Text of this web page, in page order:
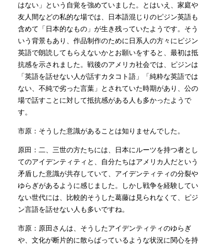
はない」という自覚を強めていました。とはいえ、家庭や
友人間などの私的な場では、日本語混じりのピジン英語も
含めて「日本的なもの」が生き残っていたようです。そう
いう背景もあり、作品制作のために日系人の方々にピジン
英語で朗読してもらえないかとお願いをすると、最初は抵
抗感を示されました。戦後のアメリカ社会では、ピジンは
「英語を話せない人が話すカタコト語」「純粋な英語では
ない、不純で劣った言葉」とされていた時期があり、公の
場で話すことに対して抵抗感がある人も多かったようで
す。
市原：そうした意識があることは知りませんでした。
原田：二、三世の方たちには、日本にルーツを持つ者とし
てのアイデンティティと、自分たちはアメリカ人だという
矛盾した意識が共存していて、アイデンティティの分裂や
ゆらぎがあるように感じました。しかし戦争を経験してい
ない世代には、比較的そうした葛藤は見られなくて、ピジ
ン言語を話せない人も多いですね。
市原：原田さんは、そうしたアイデンティティのゆらぎ
や、文化が断片的に散らばっているような状況に関心を持